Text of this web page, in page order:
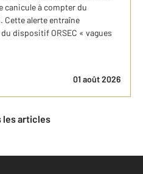
canicule à compter du
Cette alerte entraîne
dispositif ORSEC « vagues
01 août 2026
les articles